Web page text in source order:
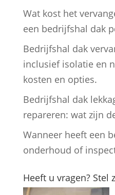
Wat kost het
een bedrijfshal dak
Bedrijfshal dak
inclusief isolatie en
kosten en opties.
Bedrijfshal dak
repareren: wat zijn
Wanneer heeft een
onderhoud of
Heeft u vragen? Stel